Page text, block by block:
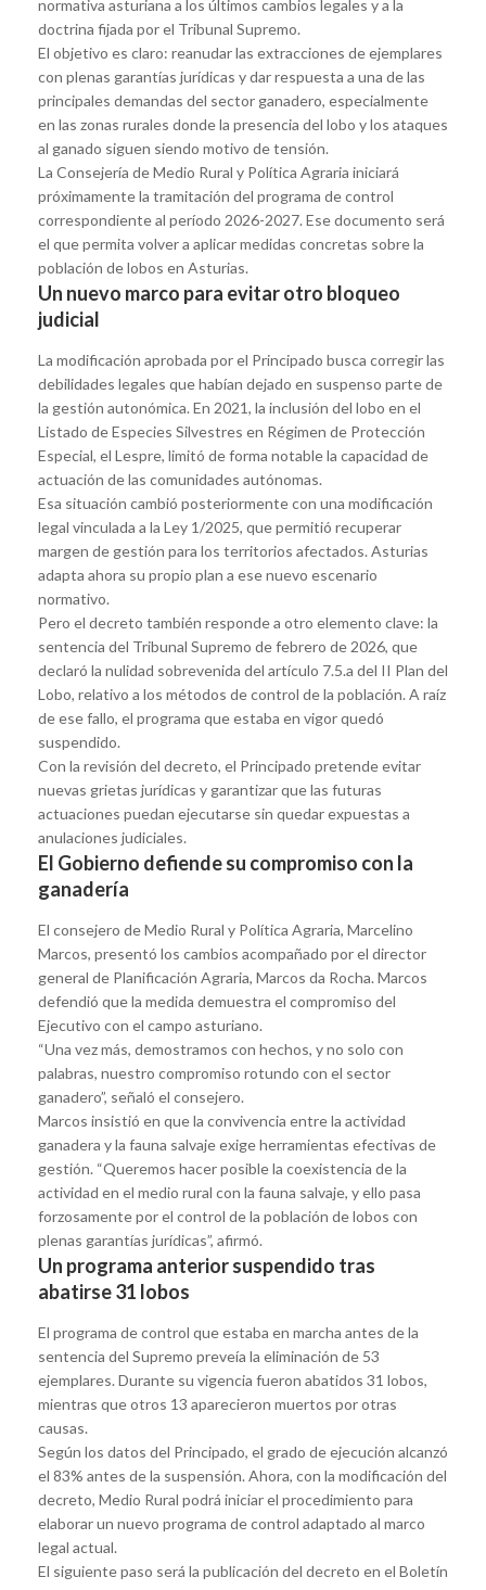
normativa asturiana a los últimos cambios legales y a la
doctrina fijada por el Tribunal Supremo.
El objetivo es claro: reanudar las extracciones de ejemplares
con plenas garantías jurídicas y dar respuesta a una de las
principales demandas del sector ganadero, especialmente
en las zonas rurales donde la presencia del lobo y los ataques
al ganado siguen siendo motivo de tensión.
La Consejería de Medio Rural y Política Agraria iniciará
próximamente la tramitación del programa de control
correspondiente al período 2026-2027. Ese documento será
el que permita volver a aplicar medidas concretas sobre la
población de lobos en Asturias.
Un nuevo marco para evitar otro bloqueo
judicial
La modificación aprobada por el Principado busca corregir las
debilidades legales que habían dejado en suspenso parte de
la gestión autonómica. En 2021, la inclusión del lobo en el
Listado de Especies Silvestres en Régimen de Protección
Especial, el Lespre, limitó de forma notable la capacidad de
actuación de las comunidades autónomas.
Esa situación cambió posteriormente con una modificación
legal vinculada a la Ley 1/2025, que permitió recuperar
margen de gestión para los territorios afectados. Asturias
adapta ahora su propio plan a ese nuevo escenario
normativo.
Pero el decreto también responde a otro elemento clave: la
sentencia del Tribunal Supremo de febrero de 2026, que
declaró la nulidad sobrevenida del artículo 7.5.a del II Plan del
Lobo, relativo a los métodos de control de la población. A raíz
de ese fallo, el programa que estaba en vigor quedó
suspendido.
Con la revisión del decreto, el Principado pretende evitar
nuevas grietas jurídicas y garantizar que las futuras
actuaciones puedan ejecutarse sin quedar expuestas a
anulaciones judiciales.
El Gobierno defiende su compromiso con la
ganadería
El consejero de Medio Rural y Política Agraria, Marcelino
Marcos, presentó los cambios acompañado por el director
general de Planificación Agraria, Marcos da Rocha. Marcos
defendió que la medida demuestra el compromiso del
Ejecutivo con el campo asturiano.
“Una vez más, demostramos con hechos, y no solo con
palabras, nuestro compromiso rotundo con el sector
ganadero”, señaló el consejero.
Marcos insistió en que la convivencia entre la actividad
ganadera y la fauna salvaje exige herramientas efectivas de
gestión. “Queremos hacer posible la coexistencia de la
actividad en el medio rural con la fauna salvaje, y ello pasa
forzosamente por el control de la población de lobos con
plenas garantías jurídicas”, afirmó.
Un programa anterior suspendido tras
abatirse 31 lobos
El programa de control que estaba en marcha antes de la
sentencia del Supremo preveía la eliminación de 53
ejemplares. Durante su vigencia fueron abatidos 31 lobos,
mientras que otros 13 aparecieron muertos por otras
causas.
Según los datos del Principado, el grado de ejecución alcanzó
el 83% antes de la suspensión. Ahora, con la modificación del
decreto, Medio Rural podrá iniciar el procedimiento para
elaborar un nuevo programa de control adaptado al marco
legal actual.
El siguiente paso será la publicación del decreto en el Boletín